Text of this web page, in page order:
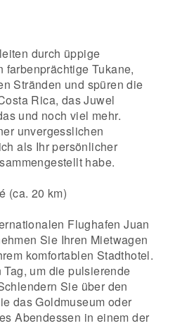
durch üppige
farbenprächtige Tukane,
Stränden und spüren die
Rica, das Juwel
und noch viel mehr.
unvergesslichen
als Ihr persönlicher
habe.
(ca. 20 km)
Flughafen Juan
Sie Ihren Mietwagen
komfortablen Stadthotel.
um die pulsierende
Sie über den
das Goldmuseum oder
Abendessen in einem der